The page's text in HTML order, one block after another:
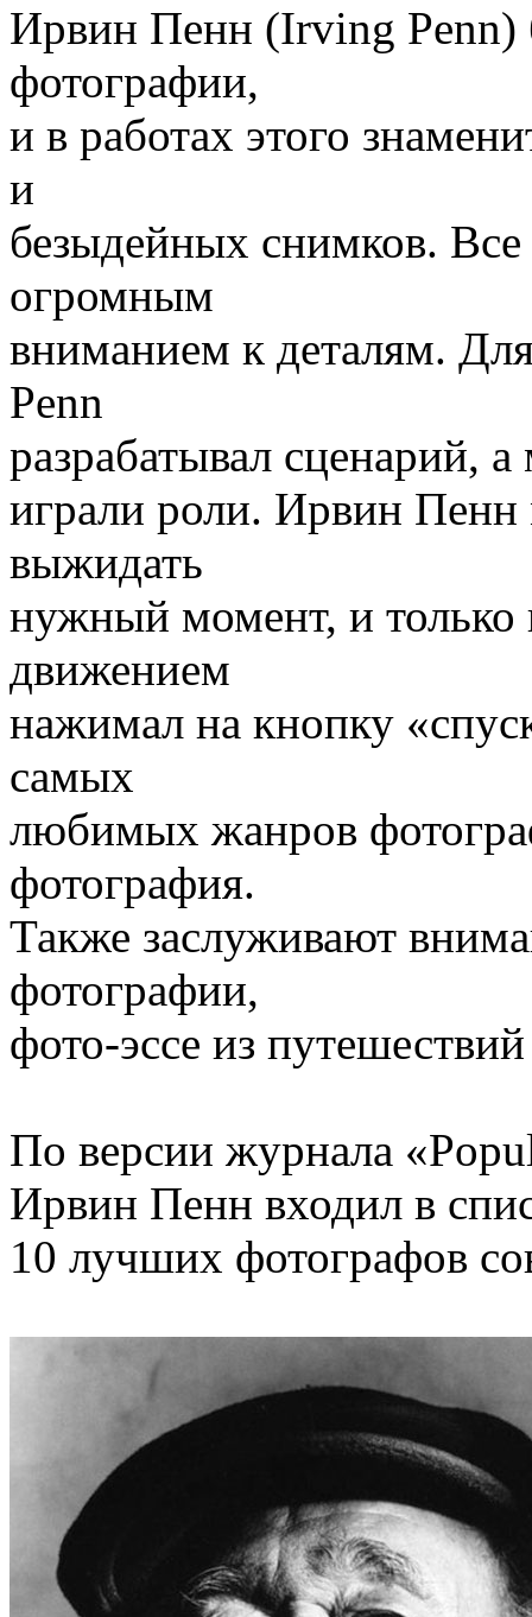
Ирвин Пенн (Irving Penn)
фотографии,
и в работах этого
и
безыдейных снимков.
огромным
вниманием к деталям.
Penn
разрабатывал сценарий,
играли роли. Ирвин Пенн
выжидать
нужный момент, и только
движением
нажимал на кнопку
самых
любимых жанров
фотография.
Также заслуживают
фотографии,
фото-эссе из
По версии журнала
Ирвин Пенн входил в
10 лучших фотографов